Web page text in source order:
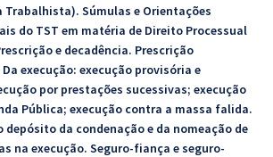
Trabalhista). Súmulas e Orientações
do TST em matéria de Direito Processual
e decadência. Prescrição
execução: execução provisória e
por prestações sucessivas; execução
Pública; execução contra a massa falida.
depósito da condenação e da nomeação de
na execução. Seguro-fiança e seguro-